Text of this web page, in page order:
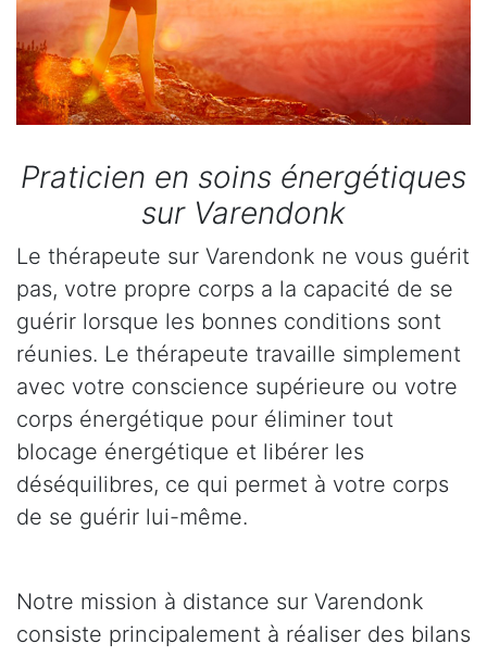
Praticien en soins énergétiques
sur Varendonk
Le thérapeute sur Varendonk ne vous guérit
pas, votre propre corps a la capacité de se
guérir lorsque les bonnes conditions sont
réunies. Le thérapeute travaille simplement
avec votre conscience supérieure ou votre
corps énergétique pour éliminer tout
blocage énergétique et libérer les
déséquilibres, ce qui permet à votre corps
de se guérir lui-même.
Notre mission à distance sur Varendonk
consiste principalement à réaliser des bilans